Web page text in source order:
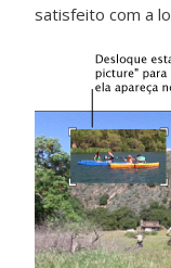
satisfeito com a